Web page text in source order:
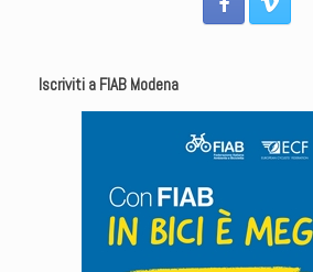
Iscriviti a FIAB Modena